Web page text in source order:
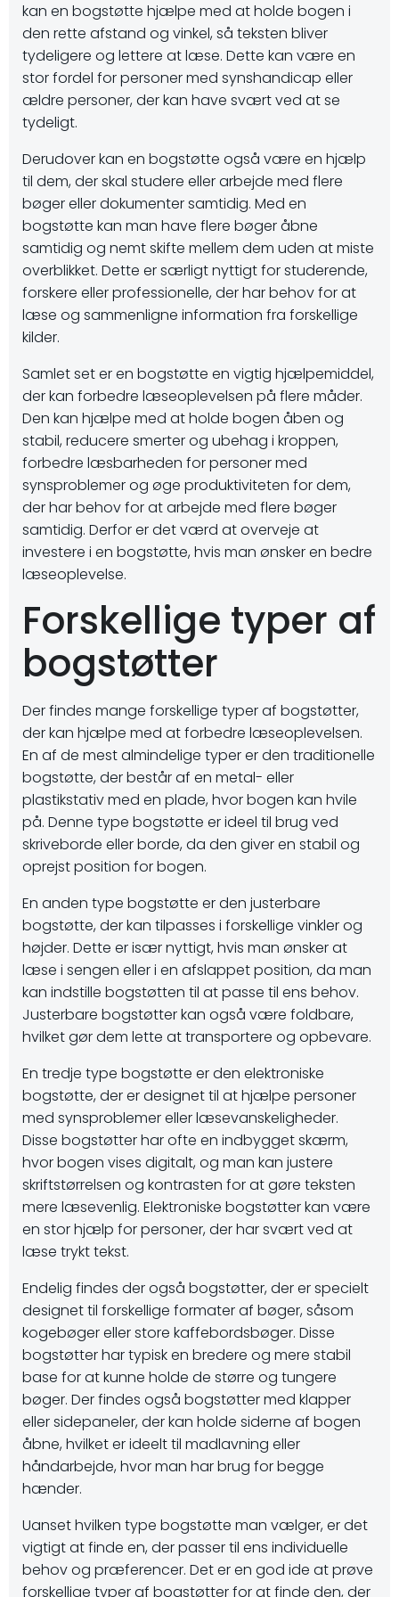
kan en bogstøtte hjælpe med at holde bogen i
den rette afstand og vinkel, så teksten bliver
tydeligere og lettere at læse. Dette kan være en
stor fordel for personer med synshandicap eller
ældre personer, der kan have svært ved at se
tydeligt.
Derudover kan en bogstøtte også være en hjælp
til dem, der skal studere eller arbejde med flere
bøger eller dokumenter samtidig. Med en
bogstøtte kan man have flere bøger åbne
samtidig og nemt skifte mellem dem uden at miste
overblikket. Dette er særligt nyttigt for studerende,
forskere eller professionelle, der har behov for at
læse og sammenligne information fra forskellige
kilder.
Samlet set er en bogstøtte en vigtig hjælpemiddel,
der kan forbedre læseoplevelsen på flere måder.
Den kan hjælpe med at holde bogen åben og
stabil, reducere smerter og ubehag i kroppen,
forbedre læsbarheden for personer med
synsproblemer og øge produktiviteten for dem,
der har behov for at arbejde med flere bøger
samtidig. Derfor er det værd at overveje at
investere i en bogstøtte, hvis man ønsker en bedre
læseoplevelse.
Forskellige typer af
bogstøtter
Der findes mange forskellige typer af bogstøtter,
der kan hjælpe med at forbedre læseoplevelsen.
En af de mest almindelige typer er den traditionelle
bogstøtte, der består af en metal- eller
plastikstativ med en plade, hvor bogen kan hvile
på. Denne type bogstøtte er ideel til brug ved
skriveborde eller borde, da den giver en stabil og
oprejst position for bogen.
En anden type bogstøtte er den justerbare
bogstøtte, der kan tilpasses i forskellige vinkler og
højder. Dette er især nyttigt, hvis man ønsker at
læse i sengen eller i en afslappet position, da man
kan indstille bogstøtten til at passe til ens behov.
Justerbare bogstøtter kan også være foldbare,
hvilket gør dem lette at transportere og opbevare.
En tredje type bogstøtte er den elektroniske
bogstøtte, der er designet til at hjælpe personer
med synsproblemer eller læsevanskeligheder.
Disse bogstøtter har ofte en indbygget skærm,
hvor bogen vises digitalt, og man kan justere
skriftstørrelsen og kontrasten for at gøre teksten
mere læsevenlig. Elektroniske bogstøtter kan være
en stor hjælp for personer, der har svært ved at
læse trykt tekst.
Endelig findes der også bogstøtter, der er specielt
designet til forskellige formater af bøger, såsom
kogebøger eller store kaffebordsbøger. Disse
bogstøtter har typisk en bredere og mere stabil
base for at kunne holde de større og tungere
bøger. Der findes også bogstøtter med klapper
eller sidepaneler, der kan holde siderne af bogen
åbne, hvilket er ideelt til madlavning eller
håndarbejde, hvor man har brug for begge
hænder.
Uanset hvilken type bogstøtte man vælger, er det
vigtigt at finde en, der passer til ens individuelle
behov og præferencer. Det er en god ide at prøve
forskellige typer af bogstøtter for at finde den, der